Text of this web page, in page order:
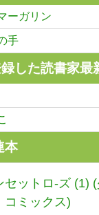
ーガリン
手
した読書家最
本
セットロ-ズ (1)
コミックス)